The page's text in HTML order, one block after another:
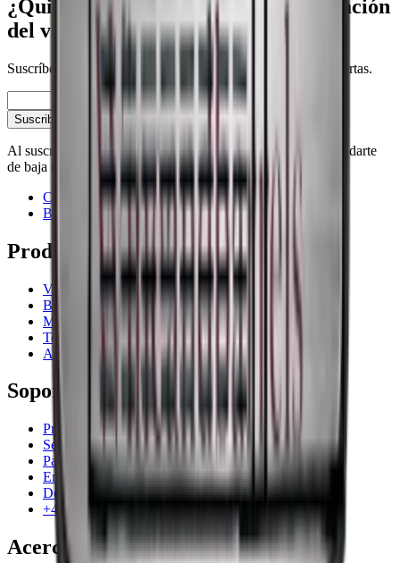
¿Quieres saber más sobre la conservación
del vino?
Suscríbete a nuestro boletín con consejos, guías y buenas ofertas.
Correo electrónico
Suscribirse
Al suscribirte, aceptas nuestra política de privacidad. Puedes darte
de baja en cualquier momento.
Contacto
Blog
Productos
Vinotecas
Botelleros
Muebles para vino
Toneles de vino
Accesorios para vino
Soporte
Preguntas frecuentes
Servicio
Pago
Entrega
Devolución
+44 3308 081634
Acerca de la empresa